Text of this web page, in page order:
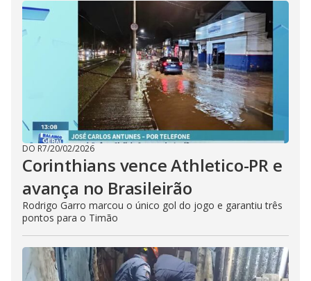
DO R7/20/02/2026
Corinthians vence Athletico-PR e
avança no Brasileirão
Rodrigo Garro marcou o único gol do jogo e garantiu três
pontos para o Timão